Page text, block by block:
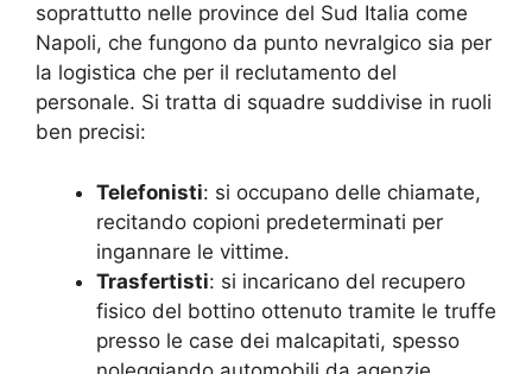
soprattutto nelle province del Sud Italia come
Napoli, che fungono da punto nevralgico sia per
la logistica che per il reclutamento del
personale. Si tratta di squadre suddivise in ruoli
ben precisi:
Telefonisti: si occupano delle chiamate,
recitando copioni predeterminati per
ingannare le vittime.
Trasfertisti: si incaricano del recupero
fisico del bottino ottenuto tramite le truffe
presso le case dei malcapitati, spesso